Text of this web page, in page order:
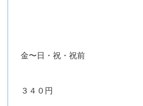
金〜日・祝・祝前
３４０円